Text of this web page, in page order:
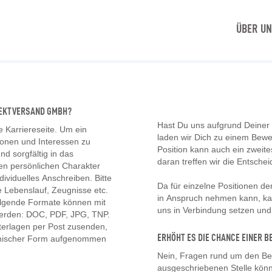
ÜBER
GMBH?
Karriereseite. Um ein
und Interessen zu
sorgfältig in das
persönlichen Charakter
Anschreiben. Bitte
Zeugnisse etc.
Formate können mit
DOC, PDF, JPG, TNP.
per Post zusenden,
Form aufgenommen
Hast Du uns aufgrund
laden wir Dich zu einem
Position kann auch ein
daran treffen wir die
Da für einzelne Positionen
in Anspruch nehmen kann,
uns in Verbindung setzen
ERHÖHT ES DIE CHANCE EINER
Nein, Fragen rund um den
ausgeschriebenen Stelle